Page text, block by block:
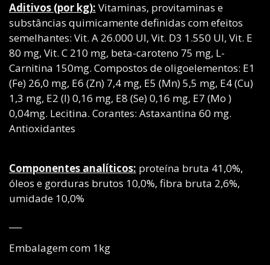
Aditivos (por kg): Vitaminas, provitaminas e
substâncias quimicamente definidas com efeitos
semelhantes: Vit. A 26.000 UI, Vit. D3 1.550 UI, Vit. E
80 mg, Vit. C 210 mg, beta-caroteno 75 mg, L-
Carnitina 150mg. Compostos de oligoelementos: E1
(Fe) 26,0 mg, E6 (Zn) 7,4 mg, E5 (Mn) 5,5 mg, E4 (Cu)
1,3 mg, E2 (I) 0,16 mg, E8 (Se) 0,16 mg, E7 (Mo )
0,04mg. Lecitina. Corantes: Astaxantina 60 mg.
Antioxidantes
Componentes analíticos: proteína bruta 41,0%,
óleos e gorduras brutos 10,0%, fibra bruta 2,6%,
umidade 10,0%
Embalagem com 1kg